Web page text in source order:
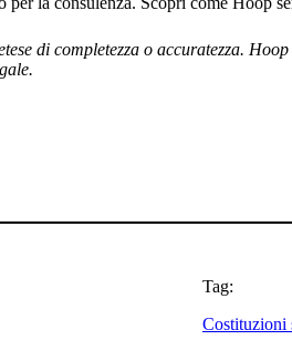
di completezza o accuratezza.
Tag:
Costituzioni